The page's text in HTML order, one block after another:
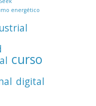
energético
curso
digital